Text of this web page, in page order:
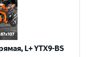
L+ YTX9-BS